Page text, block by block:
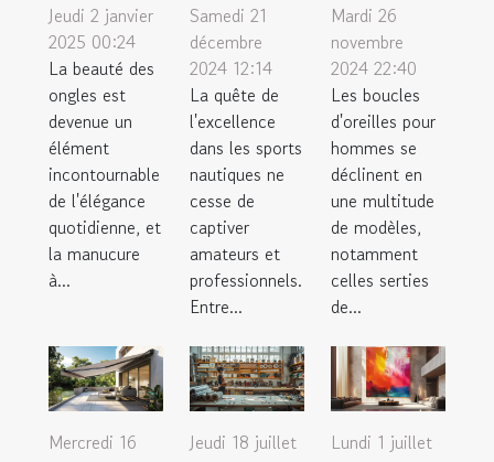
Jeudi 2 janvier
2025 00:24
La beauté des
ongles est
devenue un
élément
incontournable
de l'élégance
quotidienne, et
la manucure
à...
Samedi 21
décembre
2024 12:14
La quête de
l'excellence
dans les sports
nautiques ne
cesse de
captiver
amateurs et
professionnels.
Entre...
Mardi 26
novembre
2024 22:40
Les boucles
d'oreilles pour
hommes se
déclinent en
une multitude
de modèles,
notamment
celles serties
de...
Mercredi 16
Jeudi 18 juillet
Lundi 1 juillet